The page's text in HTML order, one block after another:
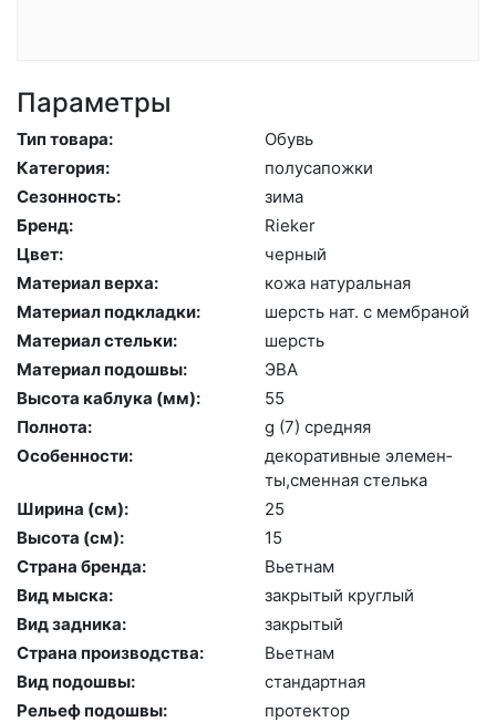
Параметры
Тип товара:
Обувь
Категория:
по­луса­пож­ки
Сезонность:
зи­ма
Бренд:
Ri­eker
Цвет:
чер­ный
Материал верха:
ко­жа на­тураль­ная
Материал подкладки:
шерсть нат. с мемб­ра­ной
Материал стельки:
шерсть
Материал подошвы:
ЭВА
Высота каблука (мм):
55
Полнота:
g (7) сред­няя
Особенности:
де­кора­тив­ные эле­мен­
ты,смен­ная стель­ка
Ширина (см):
25
Высота (cм):
15
Страна бренда:
Вь­ет­нам
Вид мыска:
зак­ры­тый круг­лый
Вид задника:
зак­ры­тый
Страна производства:
Вь­ет­нам
Вид подошвы:
стан­дарт­ная
Рельеф подошвы:
про­тек­тор